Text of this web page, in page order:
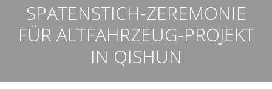
SPATENSTICH-ZEREMONIE
FÜR ALTFAHRZEUG-PROJEKT
IN QISHUN